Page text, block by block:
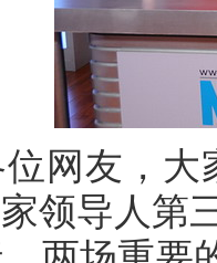
友，大
领导人第